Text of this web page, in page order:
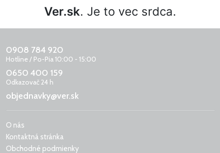
Ver.sk. Je to vec srdca.
0908 784 920
Hotline / Po-Pia 10:00 - 15:00
0650 400 159
Odkazovač 24 h
objednavky@ver.sk
O nás
Kontaktná stránka
Obchodné podmienky